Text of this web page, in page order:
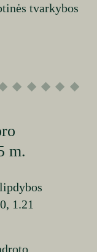
tvarkybos
m.
1.21